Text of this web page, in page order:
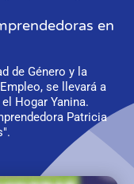
en
de Género y la
se llevará a
Hogar Yanina.
Patricia